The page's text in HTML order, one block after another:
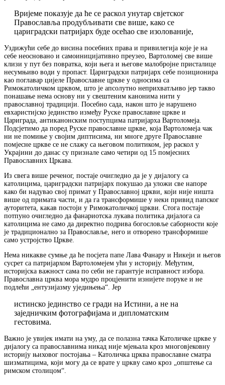
Вријеме показује да ће се раскол унутар свјетског
Православља продубљивати све више, како се
цариградски патријарх буде осећао све изолованије,
Уздижући себе до висина посебних права и привилегија које је на
себе неосновано и самоиницијативно преузео, Вартоломеј све више
клизи у пут без повратка, који њега и његове малобројне присталице
несумњиво води у пропаст. Цариградски патријарх себе позиционира
као поглавар цијеле Православне цркве у односима са
Римокатоличком црквом, што је апсолутно неприхватљиво јер такво
понашање нема основу ни у свештеним канонима нити у
православној традицији. Посебно сада, након што је нарушено
евхаристијско јединство између Руске православне цркве и
Цариграда, антиканонским поступцима патријарха Вартоломеја.
Подсјетимо да поред Руске православне цркве, која Вартоломеја чак
ни не помиње у својим диптисима, ни многе друге Православне
помјесне цркве се не слажу са његовом политиком, јер раскол у
Украјини до данас су признале само четири од 15 помјесних
Православних Цркава.
Из свега више реченог, постаје очигледно да је у дијалогу са
католицима, цариградски патријарх покушао да уложи све напоре
како би надувао свој примат у Православној цркви, који није ништа
више од примата части, и да га трансформише у неки привид папског
ауторитета, какав постоји у Римокатоличкој цркви. Стога постаје
потпуно очигледно да фанариотска лукава политика дијалога са
католицима не само да директно подрива богословље саборности које
је традиционално за Православље, него и отворено трансформише
само устројство Цркве.
Нема никакве сумње да ће посјета папе Лава Фанару и Никеји и његов
сусрет са патријархом Вартоломејем ући у историју. Међутим,
историјска важност сама по себи не гарантује исправност избора.
Православна црква мора мудро процјенити изнијете поруке и не
подлећи „ентузијазму уједињења“. Јер
истинско јединство се гради на Истини, а не на
заједничким фотографијама и дипломатским
гестовима.
Важно је увијек имати на уму, да се полазна тачка Католичке цркве у
дијалогу са православнима никад није мјењала кроз многовјековну
историју њиховог постојања – Католичка црква православне сматра
шизматицима, који могу да се врате у цркву само кроз „општење са
римском столицом“.